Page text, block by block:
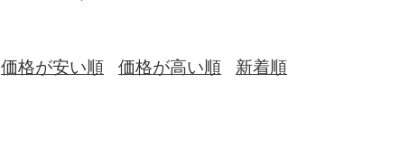
価格が安い順 価格が高い順 新着順